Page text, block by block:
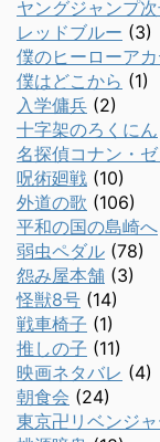
ヤングジャンプ
レッドブルー (3)
僕のヒーローア
僕はどこから (1)
入学傭兵 (2)
十字架のろくにん
名探偵コナン・
呪術廻戦 (10)
外道の歌 (106)
平和の国の島崎へ
弱虫ペダル (78)
怨み屋本舗 (3)
怪獣8号 (14)
戦車椅子 (1)
推しの子 (11)
映画ネタバレ (4)
朝食会 (24)
東京卍リベンジ